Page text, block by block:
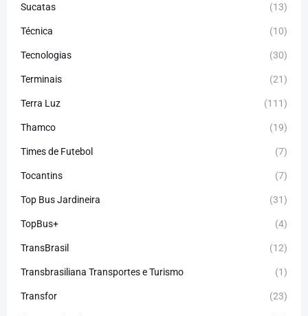
Sucatas (13)
Técnica (10)
Tecnologias (30)
Terminais (21)
Terra Luz (111)
Thamco (19)
Times de Futebol (7)
Tocantins (7)
Top Bus Jardineira (31)
TopBus+ (4)
TransBrasil (12)
Transbrasiliana Transportes e Turismo (1)
Transfor (23)